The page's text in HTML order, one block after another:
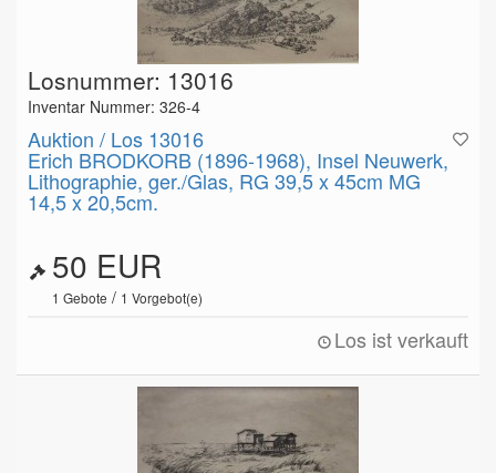
Losnummer: 13016
Inventar Nummer: 326-4
Auktion / Los 13016
Erich BRODKORB (1896-1968), Insel Neuwerk,
Lithographie, ger./Glas, RG 39,5 x 45cm MG
14,5 x 20,5cm.
50 EUR
1 Gebote / 1 Vorgebot(e)
Los ist verkauft